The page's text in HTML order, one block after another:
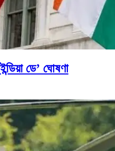
ডে’ ঘোষণা